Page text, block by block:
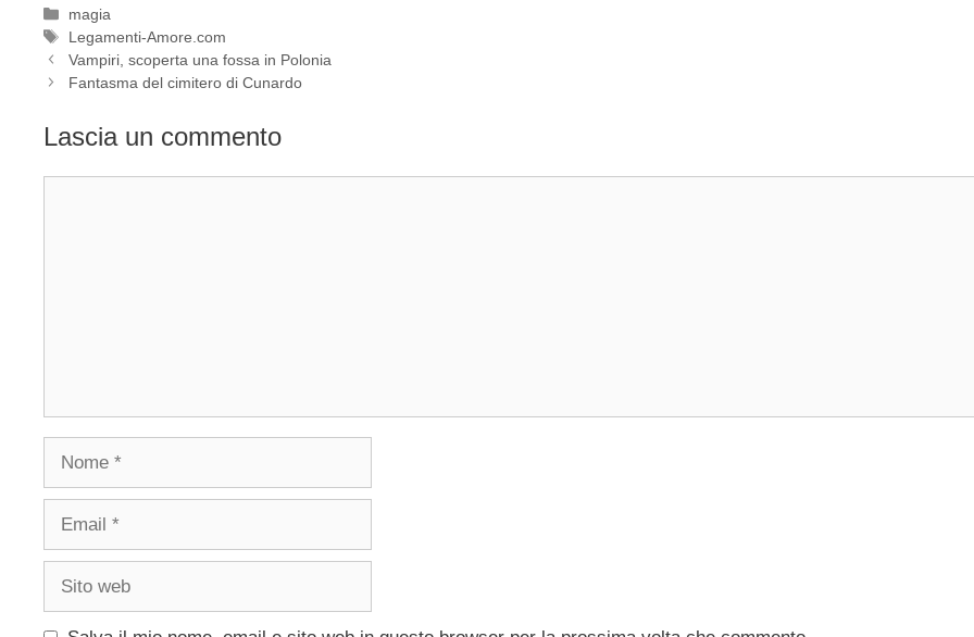
Categorie
magia
Tag
Legamenti-Amore.com
Vampiri, scoperta una fossa in Polonia
Fantasma del cimitero di Cunardo
Lascia un commento
Nome
Email
Sito